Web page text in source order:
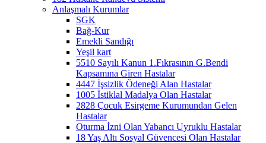
Anlaşmalı Kurumlar
SGK
Bağ-Kur
Emekli Sandığı
Yeşil kart
5510 Sayılı Kanun 1.Fıkrasının G.Bendi
Kapsamına Giren Hastalar
4447 İşsizlik Ödeneği Alan Hastalar
1005 İstiklal Madalya Olan Hastalar
2828 Çocuk Esirgeme Kurumundan Gelen
Hastalar
Oturma İzni Olan Yabancı Uyruklu Hastalar
18 Yaş Altı Sosyal Güvencesi Olan Hastalar